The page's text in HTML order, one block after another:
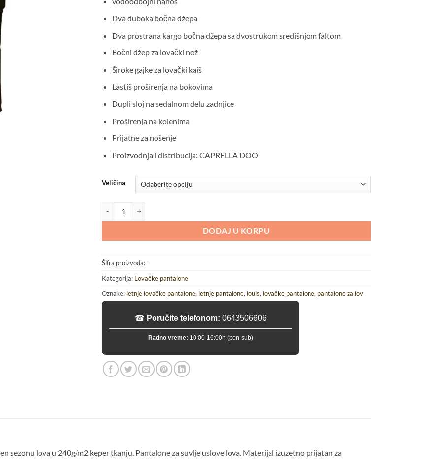
Dva duboka bočna džepa
Dva prostrana kargo bočna džepa sa dvostrukom središnjom faltom
Bočni džep za lovački nož
Široke gajke za lovački kaiš
Lastiš proširenja na bokovima
Dupli sloj na sedalnom delu zadnjice
Proširenja na kolenima
Prijatne za nošenje
Proizvodnja i distribucija: CAPRELLA DOO
Veličina
DODAJ U KORPU
Šifra proizvoda:-
Kategorija: Lovačke pantalone
Oznake: letnje lovačke pantalone, letnje pantalone, louis, lovačke pantalone, pantalone za lov
☎ Poručite telefonom: 0643506606
Radno vreme: 10:00-16:00h (pon-sub)
sezonu lova u 240g/m2 keper tkanju. Pantalone za suvlje uslove lova. Materijal izuzetno prijatan za